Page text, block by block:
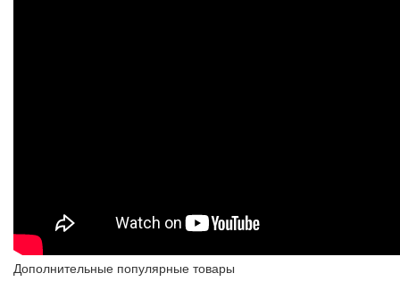
Дополнительные популярные товары